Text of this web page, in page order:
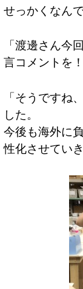
せっかくなん
「渡邊さん今
言コメントを！
「そうですね
した。
今後も海外に
性化させてい